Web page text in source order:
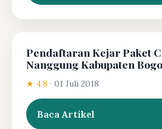
Pendaftaran Kejar Paket
Nanggung Kabupaten
★ 4.8 · 01 Juli 2018
Baca Artikel